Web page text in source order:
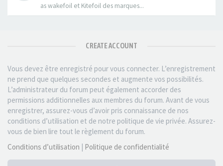
as wakefoil et Kitefoil des marques...
CREATE ACCOUNT
Vous devez être enregistré pour vous connecter. L’enregistrement
ne prend que quelques secondes et augmente vos possibilités.
L’administrateur du forum peut également accorder des
permissions additionnelles aux membres du forum. Avant de vous
enregistrer, assurez-vous d’avoir pris connaissance de nos
conditions d’utilisation et de notre politique de vie privée. Assurez-
vous de bien lire tout le règlement du forum.
Conditions d’utilisation | Politique de confidentialité